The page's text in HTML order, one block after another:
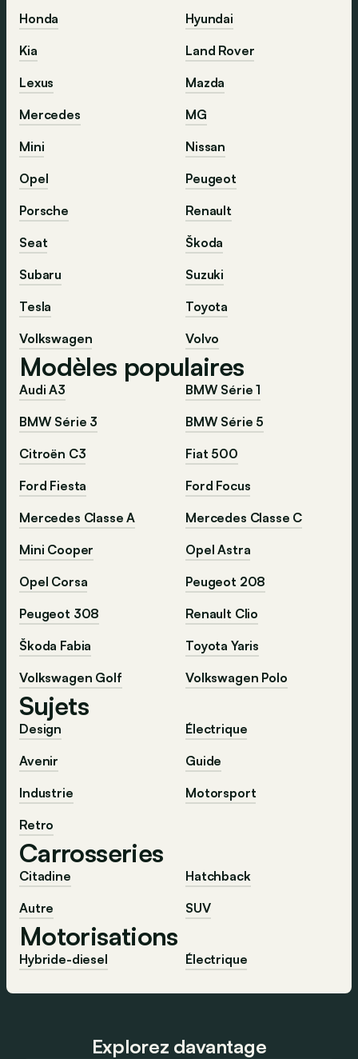
Honda
Hyundai
Kia
Land Rover
Lexus
Mazda
Mercedes
MG
Mini
Nissan
Opel
Peugeot
Porsche
Renault
Seat
Škoda
Subaru
Suzuki
Tesla
Toyota
Volkswagen
Volvo
Modèles populaires
Audi A3
BMW Série 1
BMW Série 3
BMW Série 5
Citroën C3
Fiat 500
Ford Fiesta
Ford Focus
Mercedes Classe A
Mercedes Classe C
Mini Cooper
Opel Astra
Opel Corsa
Peugeot 208
Peugeot 308
Renault Clio
Škoda Fabia
Toyota Yaris
Volkswagen Golf
Volkswagen Polo
Sujets
Design
Électrique
Avenir
Guide
Industrie
Motorsport
Retro
Carrosseries
Citadine
Hatchback
Autre
SUV
Motorisations
Hybride-diesel Électrique
Explorez davantage